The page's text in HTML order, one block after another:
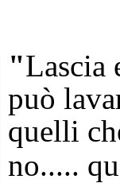
"Lascia
può
quelli
no.....